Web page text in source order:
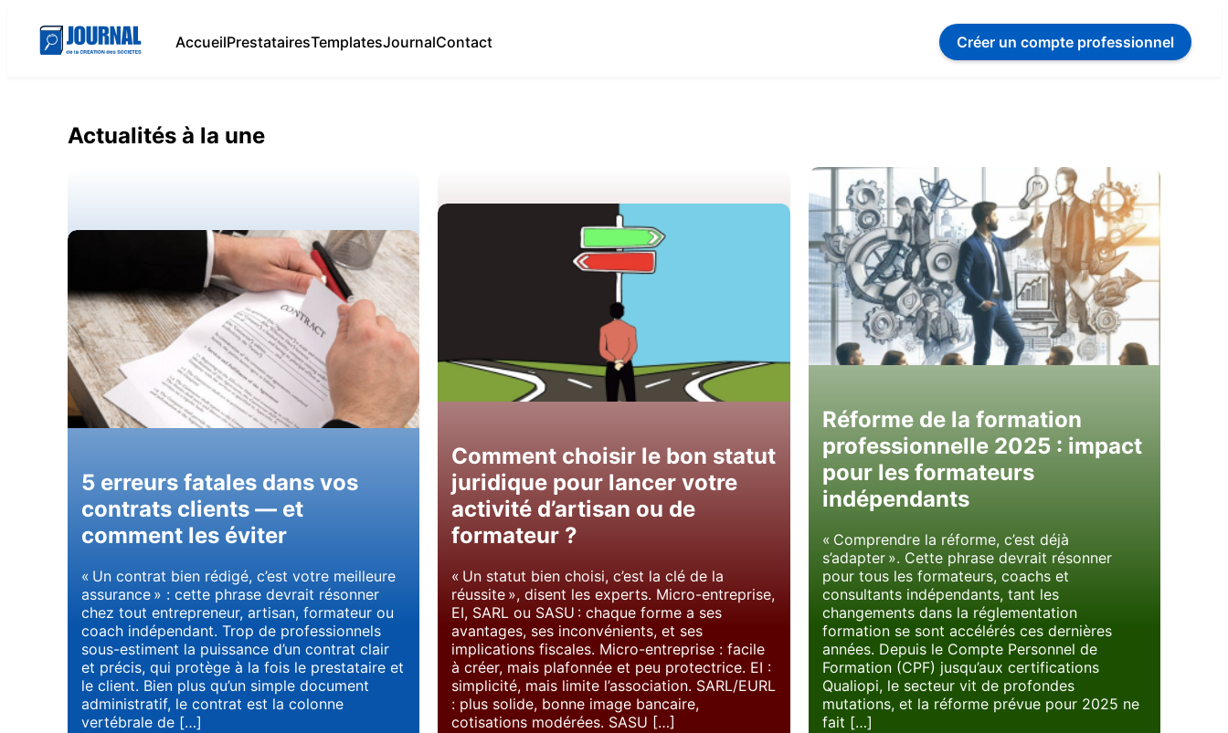
AccueilPrestatairesTemplatesJournalContact Créer un compte professionnel
Actualités à la une
5 erreurs fatales dans vos
contrats clients — et
comment les éviter
« Un contrat bien rédigé, c’est votre meilleure
assurance » : cette phrase devrait résonner
chez tout entrepreneur, artisan, formateur ou
coach indépendant. Trop de professionnels
sous-estiment la puissance d’un contrat clair
et précis, qui protège à la fois le prestataire et
le client. Bien plus qu’un simple document
administratif, le contrat est la colonne
vertébrale de […]
Comment choisir le bon statut
juridique pour lancer votre
activité d’artisan ou de
formateur ?
« Un statut bien choisi, c’est la clé de la
réussite », disent les experts. Micro-entreprise,
EI, SARL ou SASU : chaque forme a ses
avantages, ses inconvénients, et ses
implications fiscales. Micro-entreprise : facile
à créer, mais plafonnée et peu protectrice. EI :
simplicité, mais limite l’association. SARL/EURL
: plus solide, bonne image bancaire,
cotisations modérées. SASU […]
Réforme de la formation
professionnelle 2025 : impact
pour les formateurs
indépendants
« Comprendre la réforme, c’est déjà
s’adapter ». Cette phrase devrait résonner
pour tous les formateurs, coachs et
consultants indépendants, tant les
changements dans la réglementation
formation se sont accélérés ces dernières
années. Depuis le Compte Personnel de
Formation (CPF) jusqu’aux certifications
Qualiopi, le secteur vit de profondes
mutations, et la réforme prévue pour 2025 ne
fait […]